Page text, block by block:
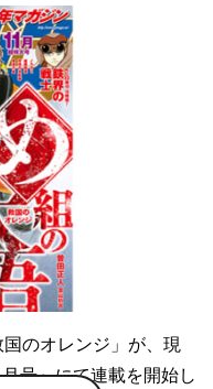
のオレンジ」が、現
号』にて連載を開始し